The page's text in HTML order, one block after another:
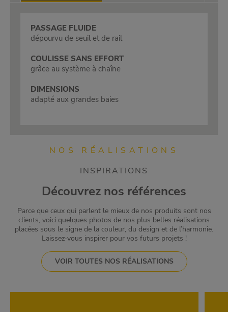
PASSAGE FLUIDE
dépourvu de seuil et de rail
COULISSE SANS EFFORT
grâce au système à chaîne
DIMENSIONS
adapté aux grandes baies
NOS RÉALISATIONS
INSPIRATIONS
Découvrez nos références
Parce que ceux qui parlent le mieux de nos produits sont nos
clients, voici quelques photos de nos plus belles réalisations
placées sous le signe de la couleur, du design et de l’harmonie.
Laissez-vous inspirer pour vos futurs projets !
VOIR TOUTES NOS RÉALISATIONS